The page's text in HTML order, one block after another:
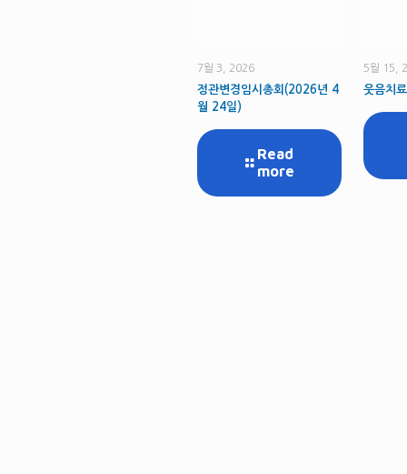
7월 3, 2026
정관변경임시총회(2026년 4
월 24일)
Read
more
5월 15,
웃음치